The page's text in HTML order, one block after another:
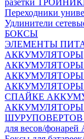
разетки
Переходники
Удлинители
БОКСЫ
ЭЛЕМЕНТЫ
АККУМУЛЯТОРЫ
АККУМУЛЯТОРЫ
АККУМУЛЯТОРЫ
АККУМУЛЯТОРЫ
СПАЙКЕ
ШУРУПОВЕРТОВ
для весов/фонарей